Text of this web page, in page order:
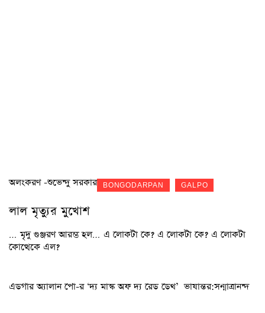
অলংকরণ -শুভেন্দু সরকার BONGODARPAN GALPO
লাল মৃত্যুর মুখোশ
… মৃদু গুঞ্জরণ আরম্ভ হল… এ লোকটা কে? এ লোকটা কে? এ লোকটা
কোত্থেকে এল?
এডগার অ্যালান পো-র ‘দ্য মাস্ক অফ দ্য রেড ডেথ’ ভাষান্তর:সন্মাত্রানন্দ